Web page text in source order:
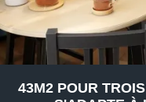
43M2 POUR